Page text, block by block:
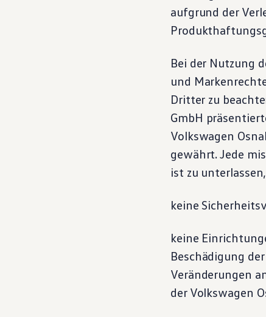
aufgrund der
Bei der Nutzung
und
Dritter zu
GmbH
Volkswagen
gewährt. Jede
ist zu
keine
keine
Beschädigung
Veränderungen
der Volkswagen